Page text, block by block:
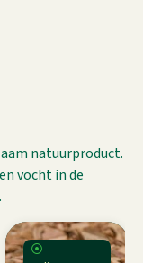
natuurproduct.
vocht in de
⦿